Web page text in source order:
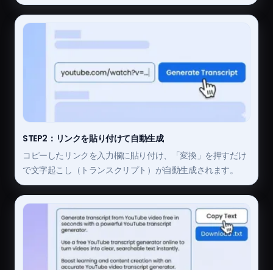
STEP2：リンクを貼り付けて自動生成
コピーしたリンクを入力欄に貼り付け、「変換」を押すだけ
で文字起こし（トランスクリプト）が自動生成されます。